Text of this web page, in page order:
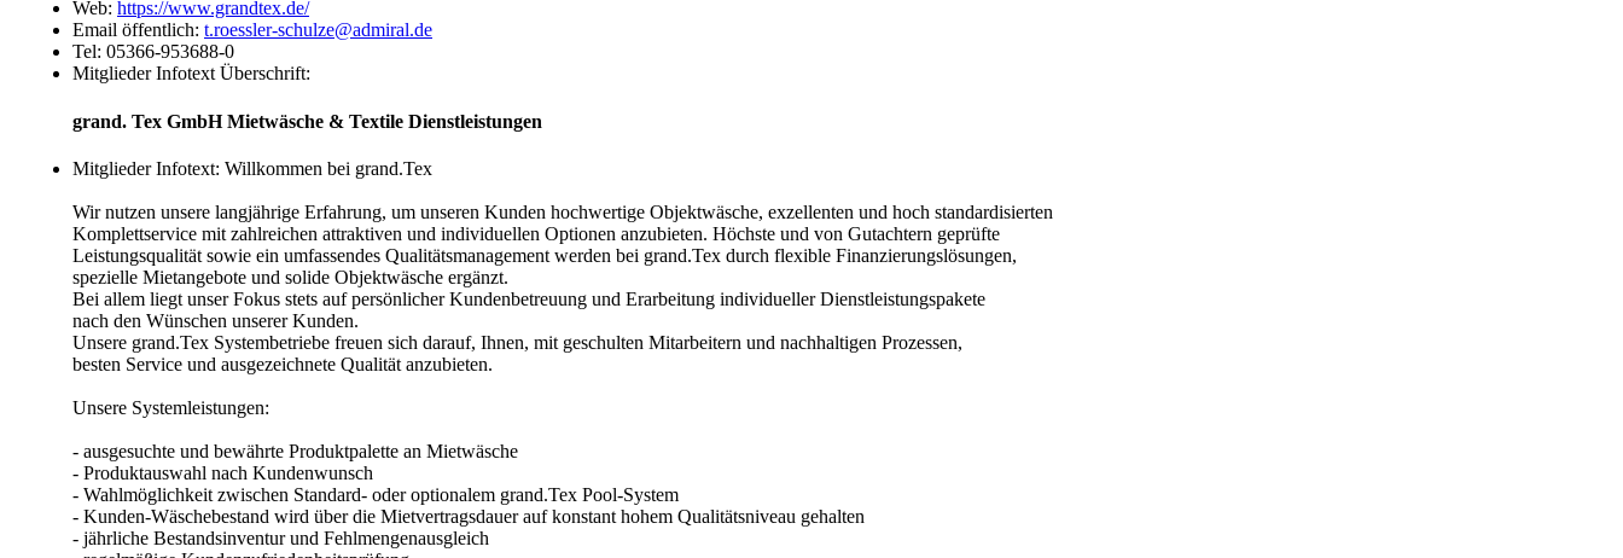
Web: https://www.grandtex.de/
Email öffentlich: t.roessler-schulze@admiral.de
Tel: 05366-953688-0
Mitglieder Infotext Überschrift:
grand. Tex GmbH Mietwäsche & Textile Dienstleistungen
Mitglieder Infotext: Willkommen bei grand.Tex
Wir nutzen unsere langjährige Erfahrung, um unseren Kunden hochwertige Objektwäsche, exzellenten und hoch standardisierten
Komplettservice mit zahlreichen attraktiven und individuellen Optionen anzubieten. Höchste und von Gutachtern geprüfte
Leistungsqualität sowie ein umfassendes Qualitätsmanagement werden bei grand.Tex durch flexible Finanzierungslösungen,
spezielle Mietangebote und solide Objektwäsche ergänzt.
Bei allem liegt unser Fokus stets auf persönlicher Kundenbetreuung und Erarbeitung individueller Dienstleistungspakete
nach den Wünschen unserer Kunden.
Unsere grand.Tex Systembetriebe freuen sich darauf, Ihnen, mit geschulten Mitarbeitern und nachhaltigen Prozessen,
besten Service und ausgezeichnete Qualität anzubieten.
Unsere Systemleistungen:
- ausgesuchte und bewährte Produktpalette an Mietwäsche
- Produktauswahl nach Kundenwunsch
- Wahlmöglichkeit zwischen Standard- oder optionalem grand.Tex Pool-System
- Kunden-Wäschebestand wird über die Mietvertragsdauer auf konstant hohem Qualitätsniveau gehalten
- jährliche Bestandsinventur und Fehlmengenausgleich